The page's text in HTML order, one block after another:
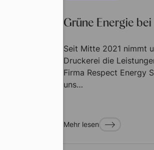
zum
alles
nein,
Grüne Energie
Seit Mitte 2021 nimmt
Druckerei die
Firma Respect Energy
uns…
Mehr lesen
call